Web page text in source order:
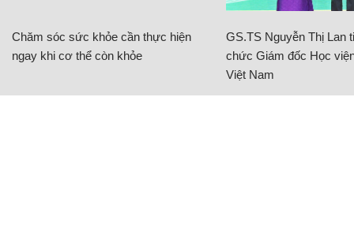
Chăm sóc sức khỏe cần thực hiện
ngay khi cơ thể còn khỏe
GS.TS Nguyễn Thị Lan
chức Giám đốc Học
Việt Nam